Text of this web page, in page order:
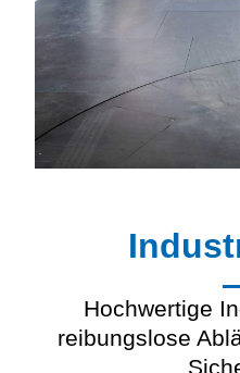
Hochwertige
reibungslose